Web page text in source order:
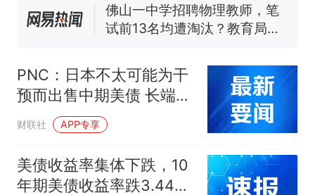
佛山一中学招聘物理教师，笔
试前13名均遭淘汰？教育局：
核查
官方通报
热
那个在床头放菜刀的女孩，
因老师一句“跟我回家”改写了
人生
PNC：日本不太可能为干
预而出售中期美债 长端收
益率影响有限
财联社 APP专享
美债收益率集体下跌，10
年期美债收益率跌3.44个